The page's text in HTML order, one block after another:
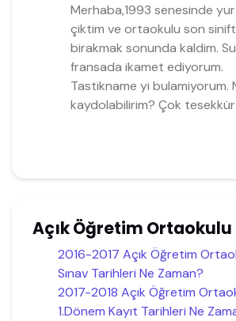
Merhaba,1993 senesinde
çiktim ve ortaokulu son
birakmak sonunda kaldim.
fransada ikamet ediyorum.
Tastikname yi bulamiyorum.
kaydolabilirim? Çok
Açık Öğretim Ortaokulu
2016-2017 Açık Öğretim
Sınav Tarihleri Ne Zaman?
2017-2018 Açık Öğretim
1.Dönem Kayıt Tarihleri Ne